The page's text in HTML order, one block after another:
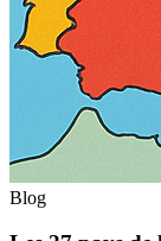
Blog